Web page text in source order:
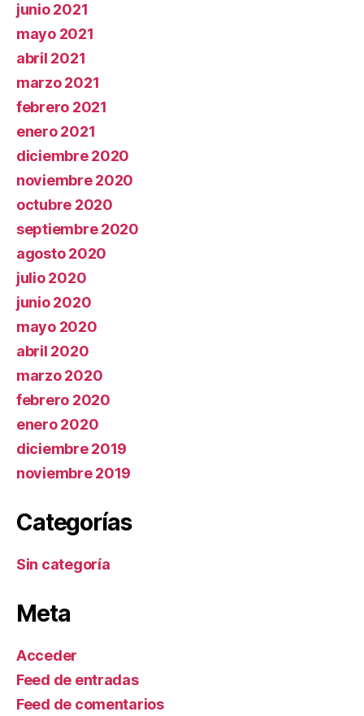
junio 2021
mayo 2021
abril 2021
marzo 2021
febrero 2021
enero 2021
diciembre 2020
noviembre 2020
octubre 2020
septiembre 2020
agosto 2020
julio 2020
junio 2020
mayo 2020
abril 2020
marzo 2020
febrero 2020
enero 2020
diciembre 2019
noviembre 2019
Categorías
Sin categoría
Meta
Acceder
Feed de entradas
Feed de comentarios